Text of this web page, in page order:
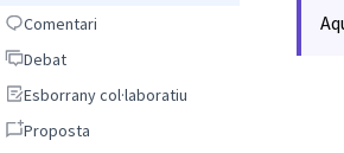
Comentari
Comentari
DebatDebat
Esborrany col·laboratiu
Esborrany col·laboratiu
Proposta
Proposta